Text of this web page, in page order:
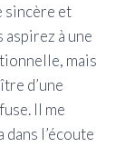
sincère et
aspirez à une
mais
d’une
Il me
l’écoute